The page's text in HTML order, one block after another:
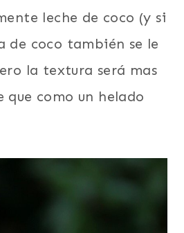
leche de coco (y si
de coco también se le
la textura será mas
que como un helado